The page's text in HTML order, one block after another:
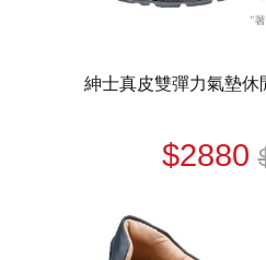
紳士真皮雙彈力氣墊休
$2880